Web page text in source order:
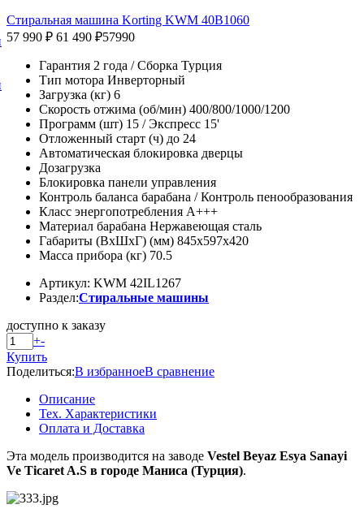
Стиральная машина Korting KWM 40B1060
57 990 ₽ 61 490 ₽57990
Гарантия 2 года / Сборка Турция
Тип мотора Инверторный
Загрузка (кг) 6
Скорость отжима (об/мин) 400/800/1000/1200
Программ (шт) 15 / Экспресс 15'
Отложенный старт (ч) до 24
Автоматическая блокировка дверцы
Дозагрузка
Блокировка панели управления
Контроль баланса барабана / Контроль пенообразования
Класс энергопотребления A+++
Материал барабана Нержавеющая сталь
Габариты (ВхШхГ) (мм) 845x597x420
Масса прибора (кг) 70.5
Артикул: KWM 42IL1267
Раздел:Стиральные машины
доступно к заказу
+-
Купить
Поделиться:В избранноеВ сравнение
Описание
Тех. Характеристики
Оплата и Доставка
Эта модель производится на заводе Vestel Beyaz Esya Sanayi
Ve Ticaret A.S в городе Маниса (Турция).